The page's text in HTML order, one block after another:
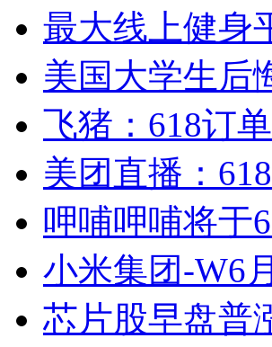
最大线上健身
美国大学生后
飞猪：618订
美团直播：
呷哺呷哺将于
小米集团-W6
芯片股早盘普